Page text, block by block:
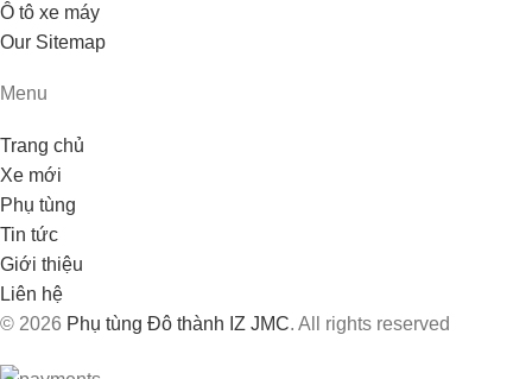
Ô tô xe máy
Our Sitemap
Menu
Trang chủ
Xe mới
Phụ tùng
Tin tức
Giới thiệu
Liên hệ
© 2026 Phụ tùng Đô thành IZ JMC. All rights reserved